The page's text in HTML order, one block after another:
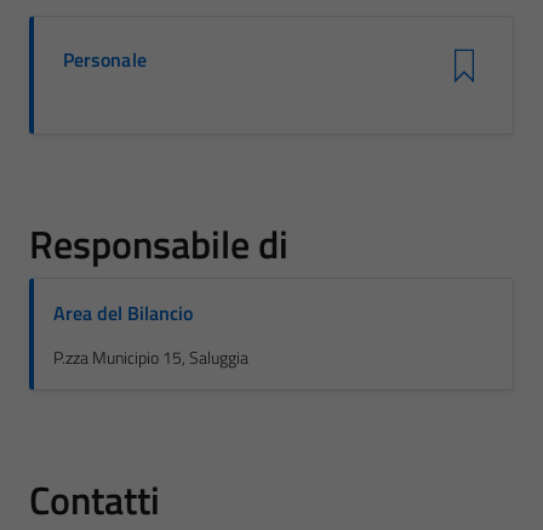
Personale
Responsabile di
Area del Bilancio
P.zza Municipio 15, Saluggia
Contatti